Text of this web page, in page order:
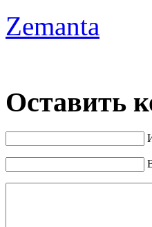
Zemanta
Оставить